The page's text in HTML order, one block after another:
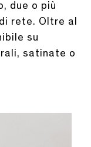
due o più
rete. Oltre al
su
satinate o